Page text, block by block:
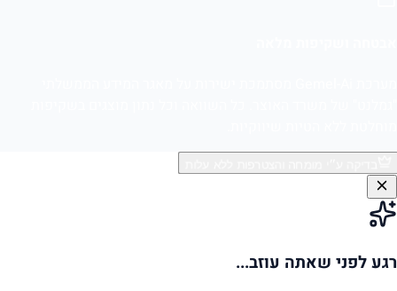
רגע לפני שאתה עוזב...